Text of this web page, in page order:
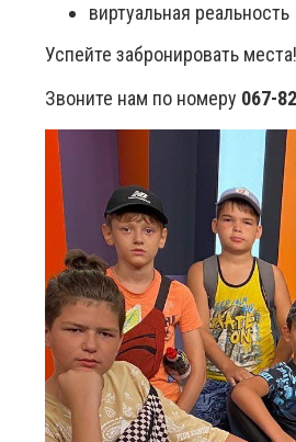
виртуальная реальность
Успейте забронировать места!
Звоните нам по номеру 067-